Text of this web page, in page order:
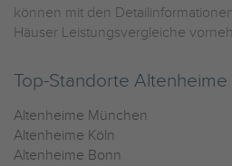
können mit den
Häuser Leistungsvergleiche
Top-Standorte Altenheime
Altenheime München
Altenheime Köln
Altenheime Bonn